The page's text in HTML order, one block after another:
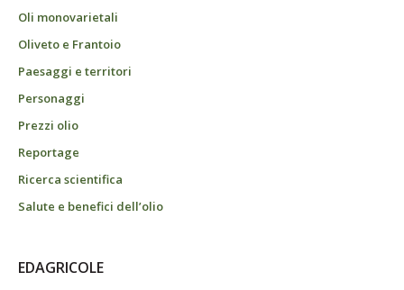
Oli monovarietali
Oliveto e Frantoio
Paesaggi e territori
Personaggi
Prezzi olio
Reportage
Ricerca scientifica
Salute e benefici dell’olio
EDAGRICOLE